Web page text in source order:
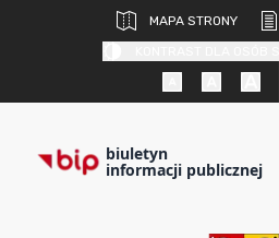
MAPA STRONY
biuletyn
informacji publicznej